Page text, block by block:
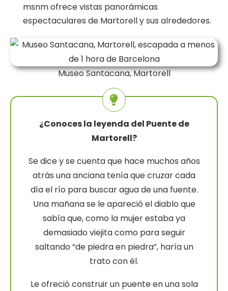
msnm ofrece vistas panorámicas
espectaculares de Martorell y sus alrededores.
Museo Santacana, Martorell
¿Conoces la leyenda del Puente de
Martorell?
Se dice y se cuenta que hace muchos años
atrás una anciana tenía que cruzar cada
día el río para buscar agua de una fuente.
Una mañana se le apareció el diablo que
sabía que, como la mujer estaba ya
demasiado viejita como para seguir
saltando “de piedra en piedra”, haría un
trato con él.
Le ofreció construir un puente en una sola